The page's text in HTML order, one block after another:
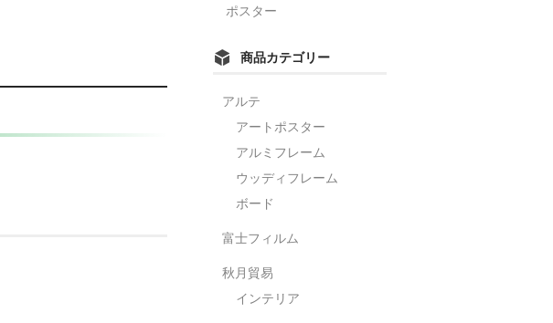
ポスター
商品カテゴリー
アルテ
アートポスター
アルミフレーム
ウッディフレーム
ボード
富士フィルム
秋月貿易
インテリア